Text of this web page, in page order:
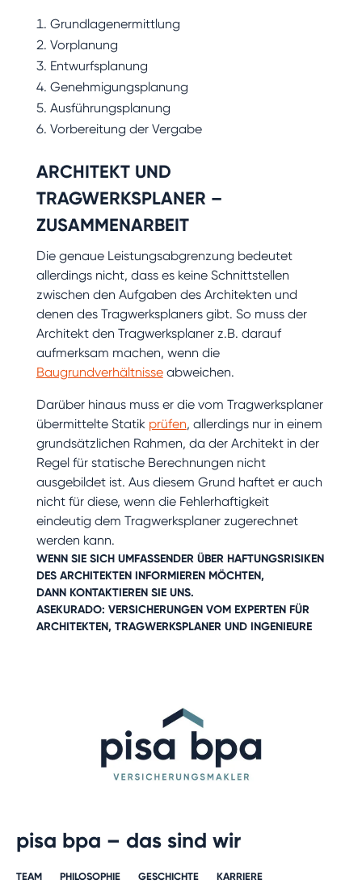
Grundlagenermittlung
Vorplanung
Entwurfsplanung
Genehmigungsplanung
Ausführungsplanung
Vorbereitung der Vergabe
ARCHITEKT UND
TRAGWERKSPLANER –
ZUSAMMENARBEIT
Die genaue Leistungsabgrenzung bedeutet
allerdings nicht, dass es keine Schnittstellen
zwischen den Aufgaben des Architekten und
denen des Tragwerksplaners gibt. So muss der
Architekt den Tragwerksplaner z.B. darauf
aufmerksam machen, wenn die
Baugrundverhältnisseabweichen.
Darüber hinaus muss er die vom Tragwerksplaner
übermittelte Statik prüfen, allerdings nur in einem
grundsätzlichen Rahmen, da der Architekt in der
Regel für statische Berechnungen nicht
ausgebildet ist. Aus diesem Grund haftet er auch
nicht für diese, wenn die Fehlerhaftigkeit
eindeutig dem Tragwerksplaner zugerechnet
werden kann.
WENN SIE SICH UMFASSENDER ÜBER HAFTUNGSRISIKEN
DES ARCHITEKTEN INFORMIEREN MÖCHTEN,
DANN KONTAKTIEREN SIE UNS.
ASEKURADO: VERSICHERUNGEN VOM EXPERTEN FÜR
ARCHITEKTEN, TRAGWERKSPLANER UND INGENIEURE
pisa bpa – das sind wir
TEAM PHILOSOPHIE GESCHICHTE​ KARRIERE​